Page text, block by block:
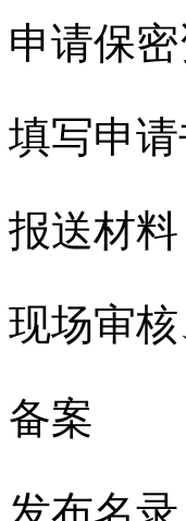
申请保
填写申请
报送材料
现场审
备案
发布名录